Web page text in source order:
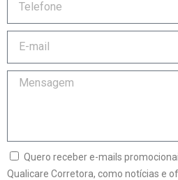
Quero receber e-mails
Qualicare Corretora, como notícias e